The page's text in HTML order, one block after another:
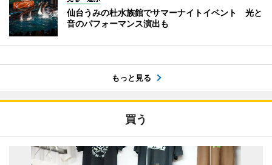
仙台うみの杜水族館でサマーナイトイベント 光と
音のパフォーマンス演出も
もっと見る
買う